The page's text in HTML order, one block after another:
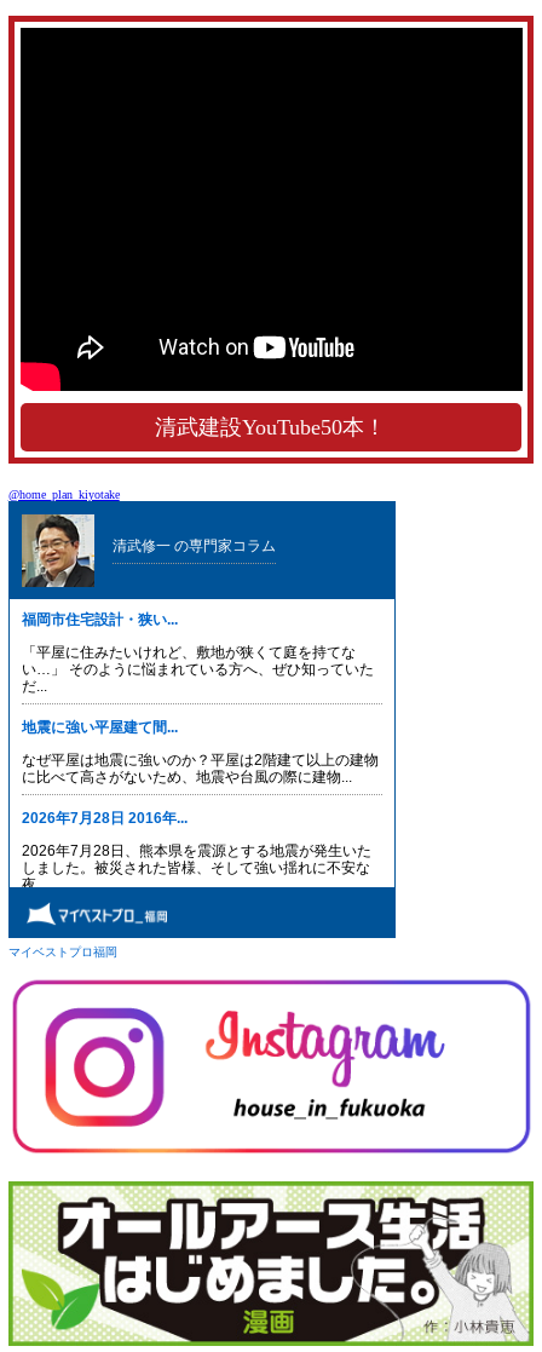
清武建設YouTube50本！
@home_plan_kiyotake